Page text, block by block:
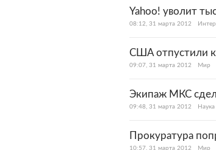
Yahoo! уволит
08:12, 31 марта 2012
США отпустили
09:07, 31 марта 2012 Мир
Экипаж МКС
09:48, 31 марта 2012
Прокуратура
10:57, 31 марта 2012 Мир